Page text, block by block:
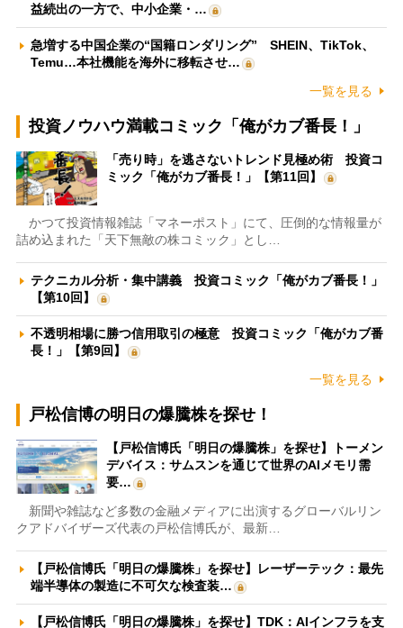
益続出の一方で、中小企業・…
急増する中国企業の“国籍ロンダリング” SHEIN、TikTok、
Temu…本社機能を海外に移転させ…
一覧を見る
投資ノウハウ満載コミック「俺がカブ番長！」
「売り時」を逃さないトレンド見極め術 投資コ
ミック「俺がカブ番長！」【第11回】
かつて投資情報雑誌「マネーポスト」にて、圧倒的な情報量が
詰め込まれた「天下無敵の株コミック」とし…
テクニカル分析・集中講義 投資コミック「俺がカブ番長！」
【第10回】
不透明相場に勝つ信用取引の極意 投資コミック「俺がカブ番
長！」【第9回】
一覧を見る
戸松信博の明日の爆騰株を探せ！
【戸松信博氏「明日の爆騰株」を探せ】トーメン
デバイス：サムスンを通じて世界のAIメモリ需
要…
新聞や雑誌など多数の金融メディアに出演するグローバルリン
クアドバイザーズ代表の戸松信博氏が、最新…
【戸松信博氏「明日の爆騰株」を探せ】レーザーテック：最先
端半導体の製造に不可欠な検査装…
【戸松信博氏「明日の爆騰株」を探せ】TDK：AIインフラを支